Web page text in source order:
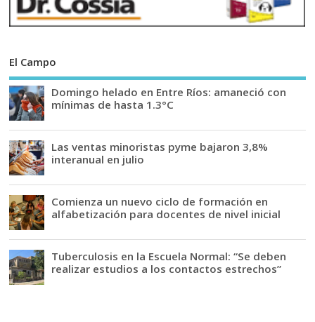
El Campo
Domingo helado en Entre Ríos: amaneció con
mínimas de hasta 1.3°C
Las ventas minoristas pyme bajaron 3,8%
interanual en julio
Comienza un nuevo ciclo de formación en
alfabetización para docentes de nivel inicial
Tuberculosis en la Escuela Normal: “Se deben
realizar estudios a los contactos estrechos”